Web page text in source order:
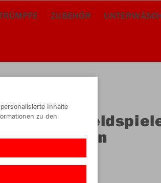
ZUBEHÖR
JAKO
Funktion
Inhalte
zu den